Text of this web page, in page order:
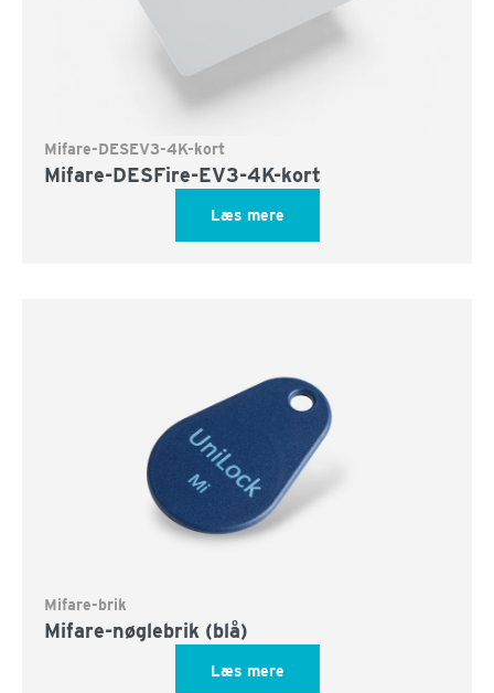
Mifare-DESEV3-4K-kort
Mifare-DESFire-EV3-4K-kort
Læs mere
Mifare-brik
Mifare-nøglebrik (blå)
Læs mere